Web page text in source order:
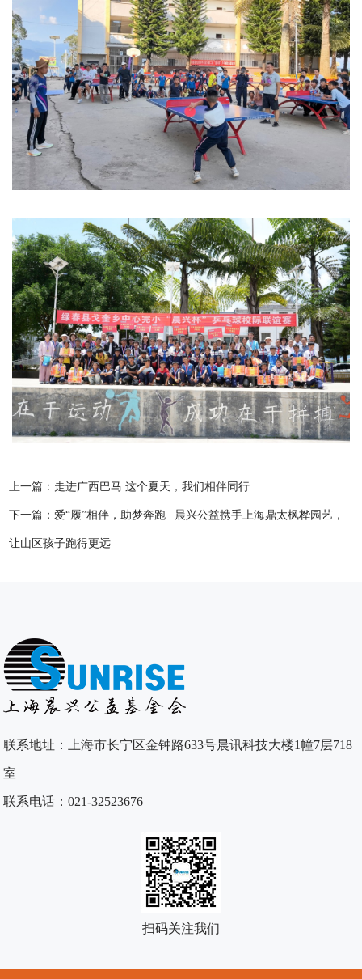
上一篇：走进广西巴马 这个夏天，我们相伴同行
下一篇：爱“履”相伴，助梦奔跑 | 晨兴公益携手上海鼎太枫桦园艺，
让山区孩子跑得更远
联系地址：上海市长宁区金钟路633号晨讯科技大楼1幢7层718
室
联系电话：021-32523676
扫码关注我们